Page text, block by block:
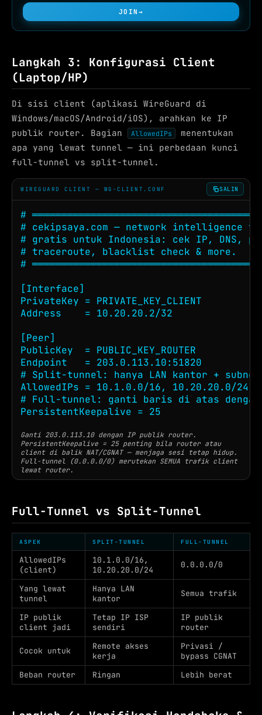
JOIN →
Langkah 3: Konfigurasi Client
(Laptop/HP)
Di sisi client (aplikasi WireGuard di
Windows/macOS/Android/iOS), arahkan ke IP
publik router. Bagian
AllowedIPs
menentukan
apa yang lewat tunnel — ini perbedaan kunci
full-tunnel vs split-tunnel.
WIREGUARD CLIENT — WG-CLIENT.CONF SALIN
#
# cekipsaya.com — network intelligence
# gratis untuk Indonesia: cek IP, DNS,
# traceroute, blacklist check & more.
#
[Interface]
PrivateKey = PRIVATE_KEY_CLIENT
Address    = 10.20.20.2/32
[Peer]
PublicKey  = PUBLIC_KEY_ROUTER
Endpoint   = 203.0.113.10:51820
# Split-tunnel: hanya LAN kantor + subnet
AllowedIPs = 10.1.0.0/16, 10.20.20.0/24
# Full-tunnel: ganti baris di atas
PersistentKeepalive = 25
Ganti 203.0.113.10 dengan IP publik router.
PersistentKeepalive = 25 penting bila router atau
client di balik NAT/CGNAT — menjaga sesi tetap hidup.
Full-tunnel (0.0.0.0/0) merutekan SEMUA trafik client
lewat router.
Full-Tunnel vs Split-Tunnel
ASPEK SPLIT-TUNNEL FULL-TUNNEL
AllowedIPs
(client)
10.1.0.0/16,
10.20.20.0/24
0.0.0.0/0
Yang lewat
tunnel
Hanya LAN
kantor
Semua trafik
IP publik
client jadi
Tetap IP ISP
sendiri
IP publik
router
Cocok untuk
Remote akses
kerja
Privasi /
bypass CGNAT
Beban router
Ringan Lebih berat